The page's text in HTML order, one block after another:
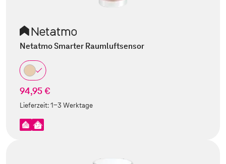
Netatmo Smarter Raumluftsensor
94,95 €
Lieferzeit:1-3 Werktage